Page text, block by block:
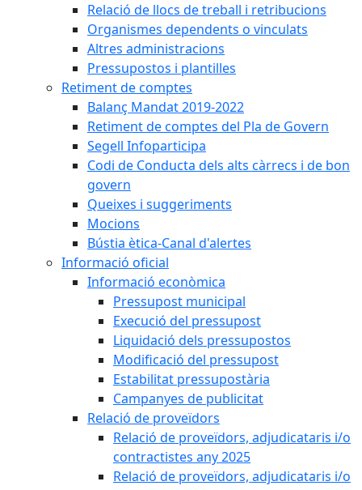
Relació de llocs de treball i retribucions
Organismes dependents o vinculats
Altres administracions
Pressupostos i plantilles
Retiment de comptes
Balanç Mandat 2019-2022
Retiment de comptes del Pla de Govern
Segell Infoparticipa
Codi de Conducta dels alts càrrecs i de bon
govern
Queixes i suggeriments
Mocions
Bústia ètica-Canal d'alertes
Informació oficial
Informació econòmica
Pressupost municipal
Execució del pressupost
Liquidació dels pressupostos
Modificació del pressupost
Estabilitat pressupostària
Campanyes de publicitat
Relació de proveïdors
Relació de proveïdors, adjudicataris i/o
contractistes any 2025
Relació de proveïdors, adjudicataris i/o